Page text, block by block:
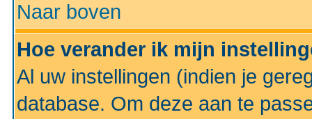
Naar boven
Hoe verander ik mijn
Al uw instellingen (indien je
database. Om deze aan te